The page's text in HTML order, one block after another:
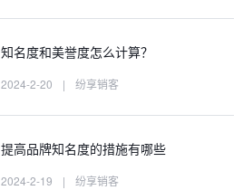
知名度和美誉度怎么计算？
2024-2-20 | 纷享销客
提高品牌知名度的措施有哪些
2024-2-19 | 纷享销客